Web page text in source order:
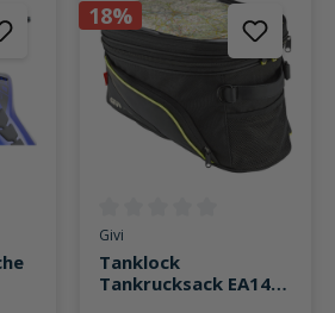
von 3.7 von 5 Sternen
18%
Durchschnittliche Bewertung
Givi
Tanklock
Tankrucksack EA143